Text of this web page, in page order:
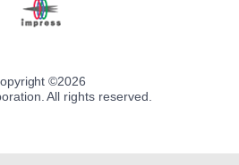
©2026
All rights reserved.